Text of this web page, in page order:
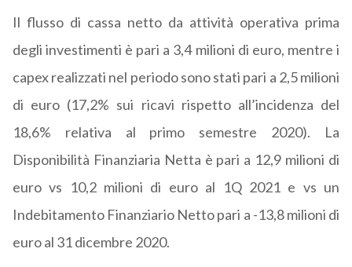
Il flusso di cassa netto da attività operativa prima
degli investimenti è pari a 3,4 milioni di euro, mentre i
capex realizzati nel periodo sono stati pari a 2,5 milioni
di euro (17,2% sui ricavi rispetto all’incidenza del
18,6% relativa al primo semestre 2020). La
Disponibilità Finanziaria Netta è pari a 12,9 milioni di
euro vs 10,2 milioni di euro al 1Q 2021 e vs un
Indebitamento Finanziario Netto pari a -13,8 milioni di
euro al 31 dicembre 2020.